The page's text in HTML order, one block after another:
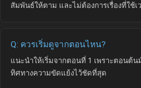
สัมพันธ์ให้ตาม และไม่ต้องการเรื่องที่ใช้
Q: ควรเริ่มดูจากตอนไหน?
แนะนำให้เริ่มจากตอนที่ 1 เพราะตอนต้น
ทิศทางความขัดแย้งไว้ชัดที่สุด